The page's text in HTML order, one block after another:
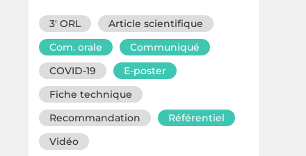
3′ ORL
Article scientifique
Com. orale
Communiqué
COVID-19
E-poster
Fiche technique
Recommandation
Référentiel
Vidéo